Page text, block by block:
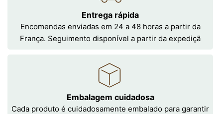
Entrega rápida
Encomendas enviadas em 24 a 48 horas a partir da
França. Seguimento disponível a partir da expediçã
Embalagem cuidadosa
Cada produto é cuidadosamente embalado para garantir